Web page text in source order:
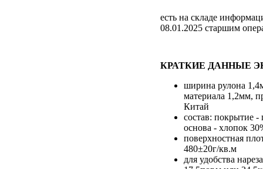
есть на складе
08.01.2025 старшим
КРАТКИЕ ДАННЫЕ
ширина рулона
материала 1,2мм,
Китай
состав: покрытие -
основа - хлопок
поверхностная
480±20г/кв.м
для удобства